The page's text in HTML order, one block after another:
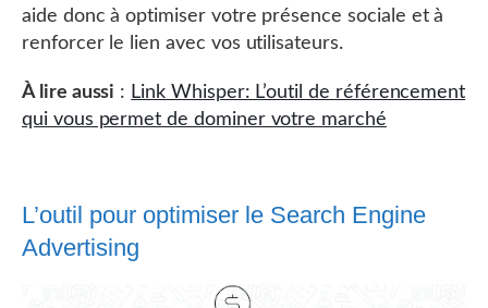
aide donc à optimiser votre présence sociale et à
renforcer le lien avec vos utilisateurs.
À lire aussi : Link Whisper: L’outil de référencement
qui vous permet de dominer votre marché
L’outil pour optimiser le Search Engine
Advertising